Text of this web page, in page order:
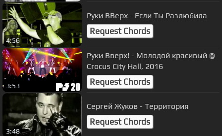
4:56
Руки ВВерх - Если Ты Разлюбила
Request Chords
3:53
Руки Вверх! - Молодой красивый @
Crocus City Hall, 2016
Request Chords
3:48
Сергей Жуков - Территория
Request Chords